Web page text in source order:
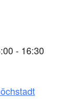
- 16:30